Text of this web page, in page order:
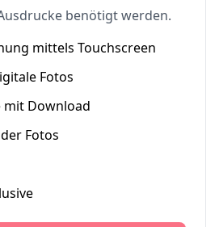
benötigt werden.
mittels Touchscreen
Fotos
mit Download
Fotos